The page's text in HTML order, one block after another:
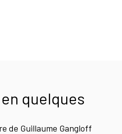
quelques
de Guillaume Gangloff